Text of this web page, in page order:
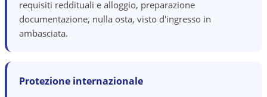
requisiti reddituali e alloggio, preparazione
documentazione, nulla osta, visto d'ingresso in
ambasciata.
Protezione internazionale